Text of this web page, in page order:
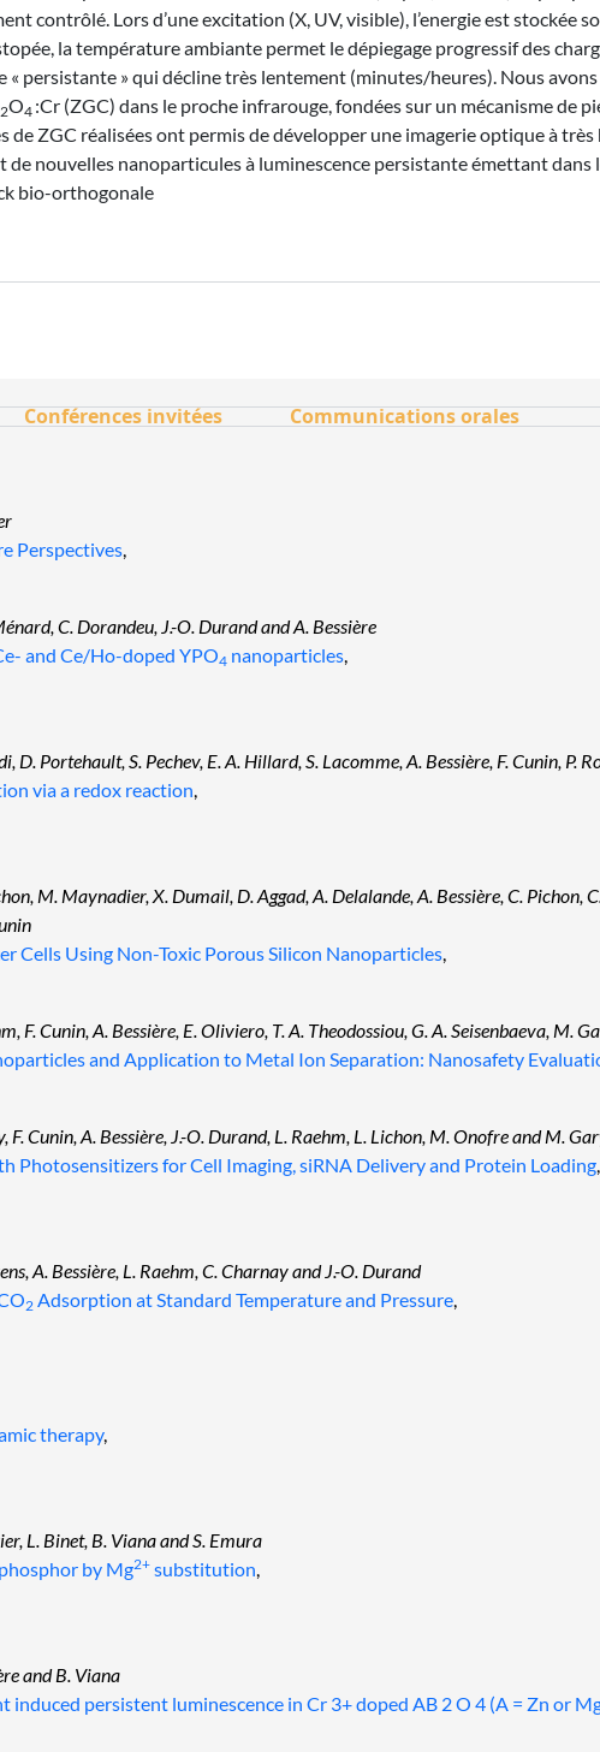
contrôlé. Lors d’une excitation (X, UV, visible), l’energie est stockée
la température ambiante permet le dépiegage progressif des
persistante » qui décline très lentement (minutes/heures). Nous
2O4 :Cr (ZGC) dans le proche infrarouge, fondées sur un mécanisme de
de ZGC réalisées ont permis de développer une imagerie optique à
nouvelles nanoparticules à luminescence persistante émettant dans
bio-orthogonale
Conférences invitées Communications orales
Perspectives,
C. Dorandeu, J.-O. Durand and A. Bessière
and Ce/Ho-doped YPO4 nanoparticles,
Portehault, S. Pechev, E. A. Hillard, S. Lacomme, A. Bessière, F. Cunin, P.
via a redox reaction,
M. Maynadier, X. Dumail, D. Aggad, A. Delalande, A. Bessière, C. Pichon,
Cells Using Non-Toxic Porous Silicon Nanoparticles,
F. Cunin, A. Bessière, E. Oliviero, T. A. Theodossiou, G. A. Seisenbaeva, M.
and Application to Metal Ion Separation: Nanosafety
Cunin, A. Bessière, J.-O. Durand, L. Raehm, L. Lichon, M. Onofre and M.
for Cell Imaging, siRNA Delivery and Protein Loading,
A. Bessière, L. Raehm, C. Charnay and J.-O. Durand
2 Adsorption at Standard Temperature and Pressure,
therapy,
L. Binet, B. Viana and S. Emura
by Mg2+ substitution,
and B. Viana
persistent luminescence in Cr 3+ doped AB 2 O 4 (A = Zn or